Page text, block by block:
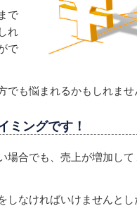
で
れ
で
も悩まれるかもしれませ
ミングです！
場合でも、売上が増加し
なければいけませんとし